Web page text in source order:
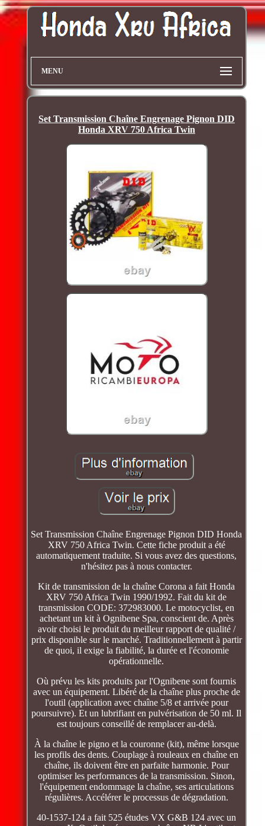
MENU
Set Transmission Chaîne Engrenage Pignon DID
Honda XRV 750 Africa Twin
Set Transmission Chaîne Engrenage Pignon DID Honda
XRV 750 Africa Twin. Cette fiche produit a été
automatiquement traduite. Si vous avez des questions,
n'hésitez pas à nous contacter.
Kit de transmission de la chaîne Corona a fait Honda
XRV 750 Africa Twin 1990/1992. Fait du kit de
transmission CODE: 372983000. Le motocyclist, en
achetant un kit à Ognibene Spa, conscient de. Après
avoir choisi le produit du meilleur rapport de qualité /
prix disponible sur le marché. Traditionnellement à partir
de quoi, il exige la fiabilité, la durée et l'économie
opérationnelle.
Où prévu les kits produits par l'Ognibene sont fournis
avec un équipement. Libéré de la chaîne plus proche de
l'outil (application avec chaîne 5/8 et arrivée pour
poursuivre). Et un lubrifiant en pulvérisation de 50 ml. Il
est toujours conseillé de remplacer au-delà.
À la chaîne le pigno et la couronne (kit), même lorsque
les profils des dents. Couplage à rouleaux en chaîne en
chaîne, ils doivent être en parfaite harmonie. Pour
optimiser les performances de la transmission. Sinon,
l'équipement endommage la chaîne, ses articulations
régulières. Accélérer le processus de dégradation.
40-1537-124 a fait 525 études VX G&B 124 avec un